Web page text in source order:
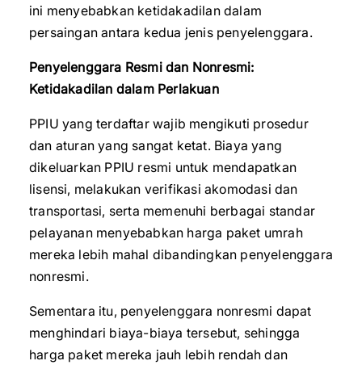
ini menyebabkan ketidakadilan dalam
persaingan antara kedua jenis penyelenggara.
Penyelenggara Resmi dan Nonresmi:
Ketidakadilan dalam Perlakuan
PPIU yang terdaftar wajib mengikuti prosedur
dan aturan yang sangat ketat. Biaya yang
dikeluarkan PPIU resmi untuk mendapatkan
lisensi, melakukan verifikasi akomodasi dan
transportasi, serta memenuhi berbagai standar
pelayanan menyebabkan harga paket umrah
mereka lebih mahal dibandingkan penyelenggara
nonresmi.
Sementara itu, penyelenggara nonresmi dapat
menghindari biaya-biaya tersebut, sehingga
harga paket mereka jauh lebih rendah dan